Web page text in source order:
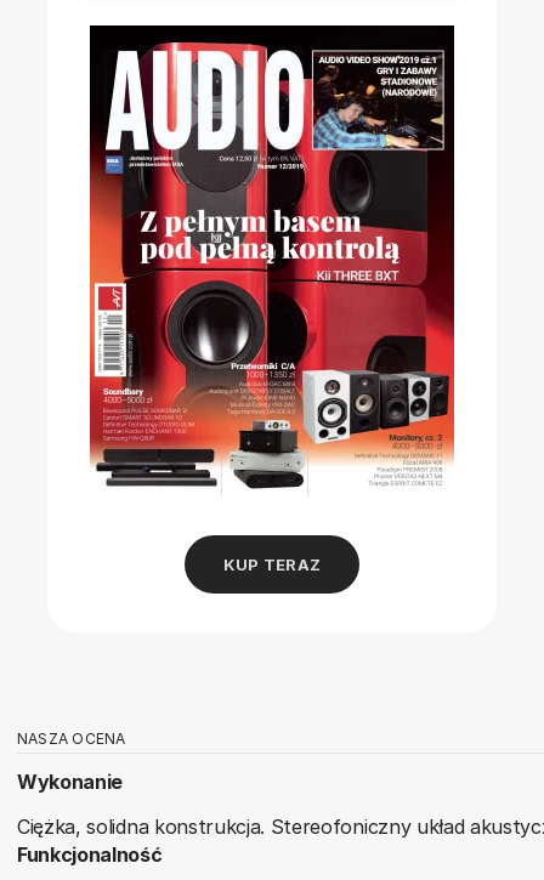
KUP TERAZ
NASZA OCENA
Wykonanie
Ciężka, solidna konstrukcja. Stereofoniczny układ
Funkcjonalność